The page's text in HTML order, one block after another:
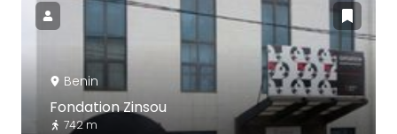
Benin
Fondation Zinsou
742 m